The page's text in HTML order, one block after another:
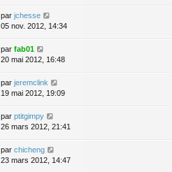
par jchesse
05 nov. 2012, 14:34
par fab01
20 mai 2012, 16:48
par jeremclink
19 mai 2012, 19:09
par ptitgimpy
26 mars 2012, 21:41
par chicheng
23 mars 2012, 14:47